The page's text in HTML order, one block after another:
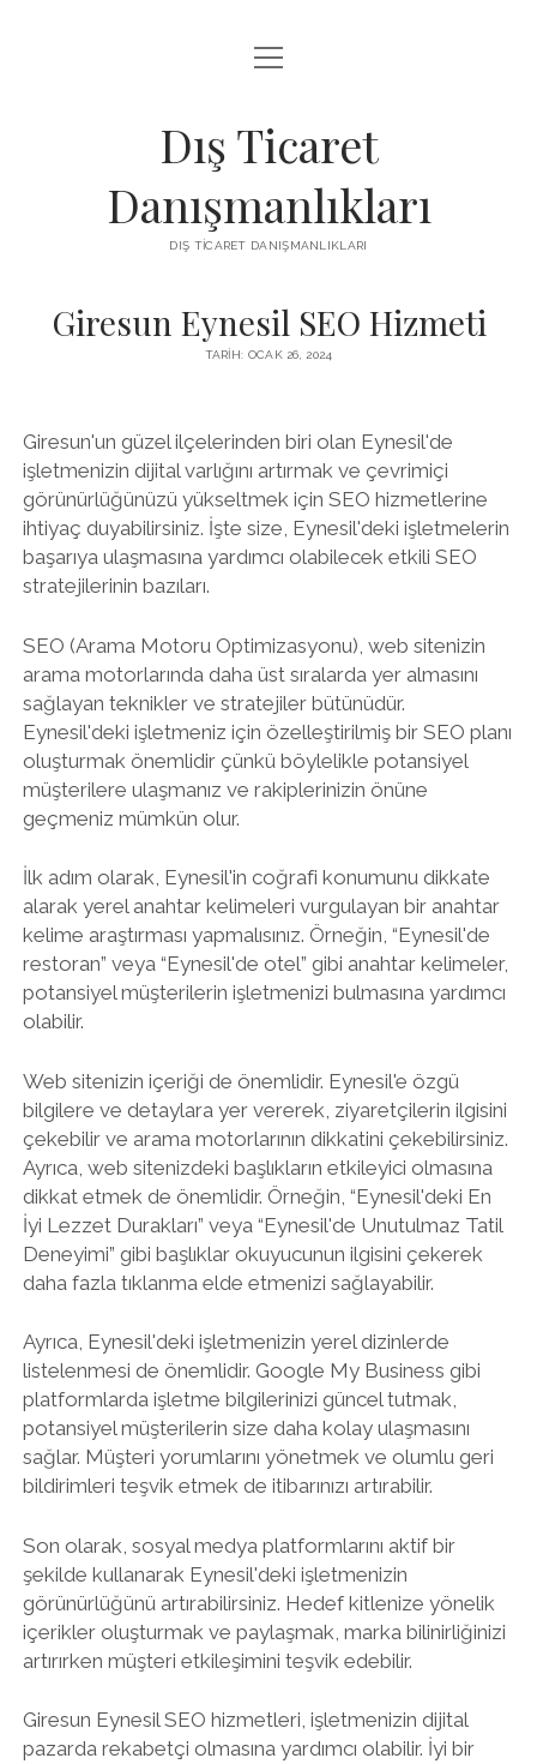
IGTV IZLENME ARTTIRMA HILESI BEDAVA
SAYFA LISTESI
THREADS TAKIPÇI ÇOĞALTMA
menüyü
aç
Dış Ticaret
Danışmanlıkları
DIŞ TICARET DANIŞMANLIKLARI
Giresun Eynesil SEO Hizmeti
TARIH: OCAK 26, 2024
Giresun'un güzel ilçelerinden biri olan Eynesil'de
işletmenizin dijital varlığını artırmak ve çevrimiçi
görünürlüğünüzü yükseltmek için SEO hizmetlerine
ihtiyaç duyabilirsiniz. İşte size, Eynesil'deki işletmelerin
başarıya ulaşmasına yardımcı olabilecek etkili SEO
stratejilerinin bazıları.
SEO (Arama Motoru Optimizasyonu), web sitenizin
arama motorlarında daha üst sıralarda yer almasını
sağlayan teknikler ve stratejiler bütünüdür.
Eynesil'deki işletmeniz için özelleştirilmiş bir SEO planı
oluşturmak önemlidir çünkü böylelikle potansiyel
müşterilere ulaşmanız ve rakiplerinizin önüne
geçmeniz mümkün olur.
İlk adım olarak, Eynesil'in coğrafi konumunu dikkate
alarak yerel anahtar kelimeleri vurgulayan bir anahtar
kelime araştırması yapmalısınız. Örneğin, “Eynesil'de
restoran” veya “Eynesil'de otel” gibi anahtar kelimeler,
potansiyel müşterilerin işletmenizi bulmasına yardımcı
olabilir.
Web sitenizin içeriği de önemlidir. Eynesil'e özgü
bilgilere ve detaylara yer vererek, ziyaretçilerin ilgisini
çekebilir ve arama motorlarının dikkatini çekebilirsiniz.
Ayrıca, web sitenizdeki başlıkların etkileyici olmasına
dikkat etmek de önemlidir. Örneğin, “Eynesil'deki En
İyi Lezzet Durakları” veya “Eynesil'de Unutulmaz Tatil
Deneyimi” gibi başlıklar okuyucunun ilgisini çekerek
daha fazla tıklanma elde etmenizi sağlayabilir.
Ayrıca, Eynesil'deki işletmenizin yerel dizinlerde
listelenmesi de önemlidir. Google My Business gibi
platformlarda işletme bilgilerinizi güncel tutmak,
potansiyel müşterilerin size daha kolay ulaşmasını
sağlar. Müşteri yorumlarını yönetmek ve olumlu geri
bildirimleri teşvik etmek de itibarınızı artırabilir.
Son olarak, sosyal medya platformlarını aktif bir
şekilde kullanarak Eynesil'deki işletmenizin
görünürlüğünü artırabilirsiniz. Hedef kitlenize yönelik
içerikler oluşturmak ve paylaşmak, marka bilinirliğinizi
artırırken müşteri etkileşimini teşvik edebilir.
Giresun Eynesil SEO hizmetleri, işletmenizin dijital
pazarda rekabetçi olmasına yardımcı olabilir. İyi bir